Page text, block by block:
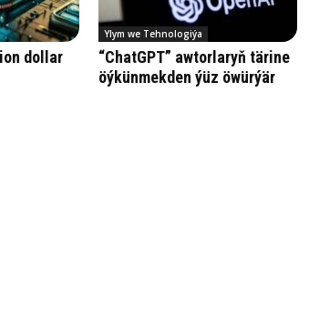
dollar
Ylym we Tehnologiýa
“ChatGPT” awtorlaryň tärine
öýkünmekden ýüz öwürýär